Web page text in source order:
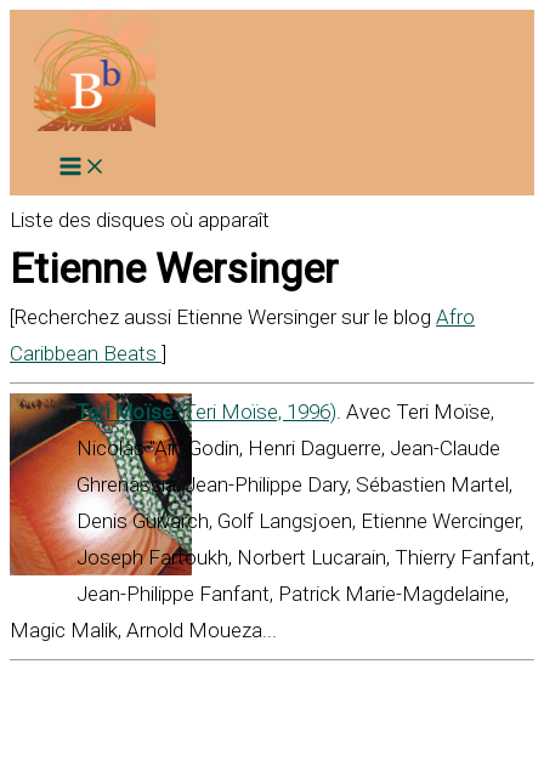
contenu
Liste des disques où apparaît
Etienne Wersinger
[Recherchez aussi Etienne Wersinger sur le blog Afro
Caribbean Beats ]
Teri Moïse(Teri Moïse, 1996). Avec Teri Moïse,
Nicolas "Air" Godin, Henri Daguerre, Jean-Claude
Ghrenassia, Jean-Philippe Dary, Sébastien Martel,
Denis Guivarch, Golf Langsjoen, Etienne Wercinger,
Joseph Fartoukh, Norbert Lucarain, Thierry Fanfant,
Jean-Philippe Fanfant, Patrick Marie-Magdelaine,
Magic Malik, Arnold Moueza...